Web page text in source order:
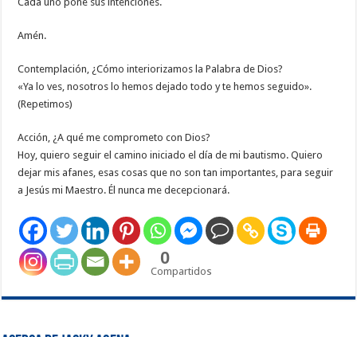
Amén.
Contemplación, ¿Cómo interiorizamos la Palabra de Dios?
«Ya lo ves, nosotros lo hemos dejado todo y te hemos seguido».
(Repetimos)
Acción, ¿A qué me comprometo con Dios?
Hoy, quiero seguir el camino iniciado el día de mi bautismo. Quiero
dejar mis afanes, esas cosas que no son tan importantes, para seguir
a Jesús mi Maestro. Él nunca me decepcionará.
0
Compartidos